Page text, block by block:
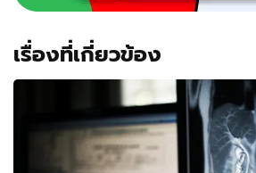
เรื่องที่เกี่ยวข้อง